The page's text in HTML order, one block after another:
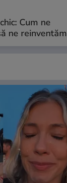
Cum ne
ne reinventăm